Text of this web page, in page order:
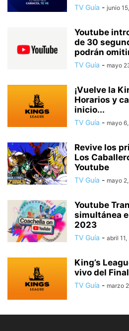
TV Guía - junio
Youtube
de 30
podrán
TV Guía - mayo
¡Vuelve la
Horarios y
inicio...
TV Guía - mayo
Revive los
Los
Youtube
TV Guía - mayo
Youtube
simultánea
2023
TV Guía - abril
King’s
vivo del
TV Guía - marzo